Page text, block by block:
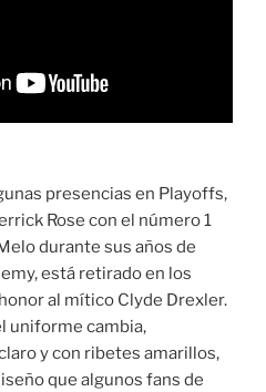
presencias en Playoffs,
Rose con el número 1
durante sus años de
está retirado en los
al mítico Clyde Drexler.
uniforme cambia,
y con ribetes amarillos,
que algunos fans de